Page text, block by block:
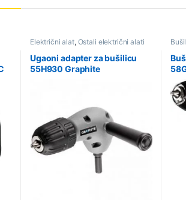
Električni alat, Ostali električni alati
Ugaoni adapter za bušilicu
55H930 Graphite